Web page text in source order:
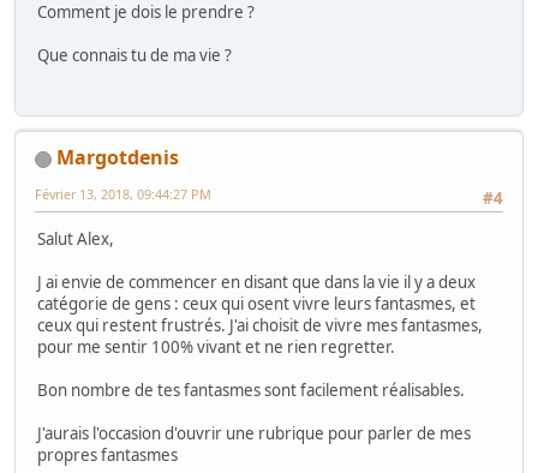
Comment je dois le prendre ?
Que connais tu de ma vie ?
Margotdenis
#4
Février 13, 2018, 09:44:27 PM
Salut Alex,
J ai envie de commencer en disant que dans la vie il y a deux
catégorie de gens : ceux qui osent vivre leurs fantasmes, et
ceux qui restent frustrés. J'ai choisit de vivre mes fantasmes,
pour me sentir 100% vivant et ne rien regretter.
Bon nombre de tes fantasmes sont facilement réalisables.
J'aurais l'occasion d'ouvrir une rubrique pour parler de mes
propres fantasmes